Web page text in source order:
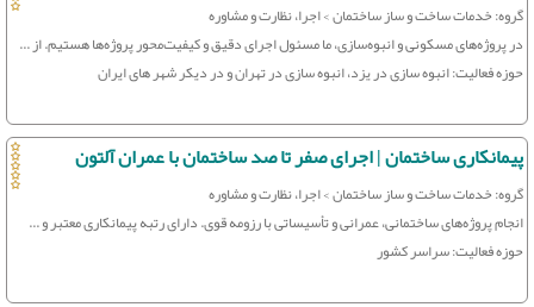
گروه: خدمات ساخت و ساز ساختمان > اجرا، نظارت و مشاوره
در پروژه‌های مسکونی و انبوه‌سازی، ما مسئول اجرای دقیق و کیفیت‌محور پروژه‌ها هستیم. از ...
حوزه فعالیت: انبوه سازی در یزد، انبوه سازی در تهران و در دیکر شهر های ایران
پیمانکاری ساختمان | اجرای صفر تا صد ساختمان با عمران آلتون
گروه: خدمات ساخت و ساز ساختمان > اجرا، نظارت و مشاوره
انجام پروژه‌های ساختمانی، عمرانی و تأسیساتی با رزومه قوی. دارای رتبه پیمانکاری معتبر و ...
حوزه فعالیت: سراسر کشور